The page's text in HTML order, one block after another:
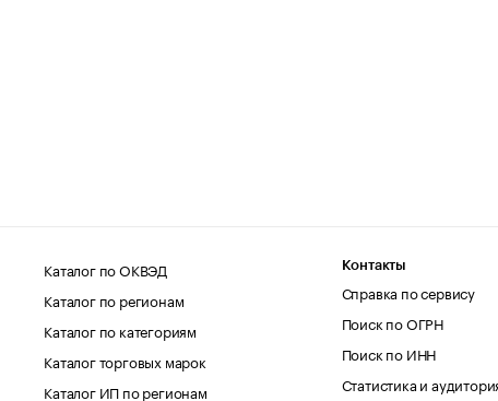
Каталог по ОКВЭД
Каталог по регионам
Каталог по категориям
Каталог торговых марок
Каталог ИП по регионам
Контакты
Справка по сервису
Поиск по ОГРН
Поиск по ИНН
Статистика и